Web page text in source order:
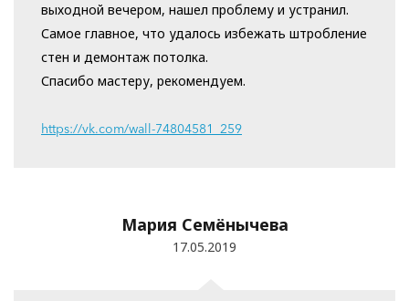
выходной вечером, нашел проблему и устранил.
Самое главное, что удалось избежать штробление
стен и демонтаж потолка.
Спасибо мастеру, рекомендуем.
https://vk.com/wall-74804581_259
Мария Семёнычева
17.05.2019